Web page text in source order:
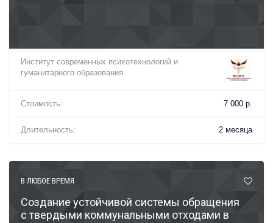
Институт современных психотехнологий и
гуманитарного образования
Стоимость: 7 000 р.
Длительность: 2 месяца
В ЛЮБОЕ ВРЕМЯ
Создание устойчивой системы обращения
с твердыми коммунальными отходами в